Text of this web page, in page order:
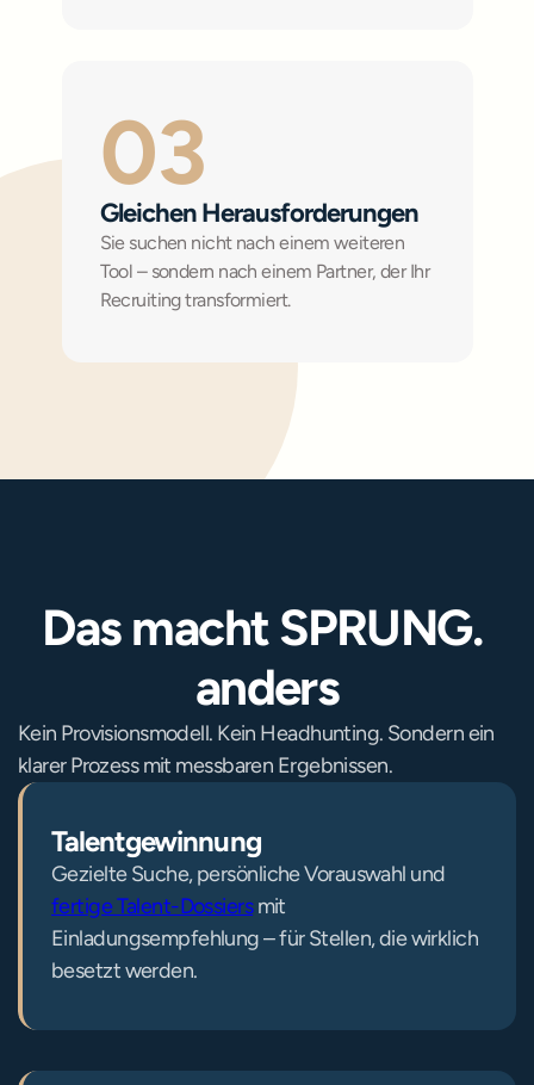
03
Gleichen Herausforderungen
Sie suchen nicht nach einem weiteren
Tool – sondern nach einem Partner, der Ihr
Recruiting transformiert.
Das macht SPRUNG.
anders
Kein Provisionsmodell. Kein Headhunting. Sondern ein
klarer Prozess mit messbaren Ergebnissen.
Talentgewinnung
fertige Talent-Dossiers mit
Einladungsempfehlung – für Stellen, die wirklich
besetzt werden.